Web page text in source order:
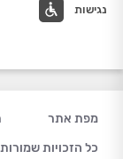
נגישות
מפת אתר
כל הזכויות